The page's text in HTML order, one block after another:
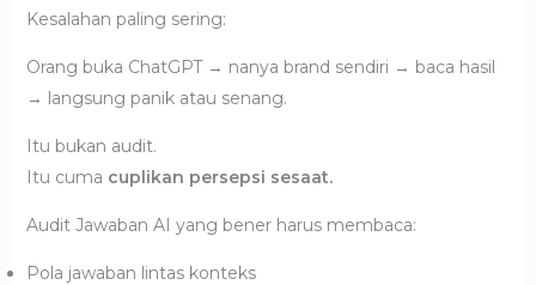
Kesalahan paling sering:
Orang buka ChatGPT → nanya brand sendiri → baca hasil
→ langsung panik atau senang.
Itu bukan audit.
Itu cuma cuplikan persepsi sesaat.
Audit Jawaban AI yang bener harus membaca:
Pola jawaban lintas konteks